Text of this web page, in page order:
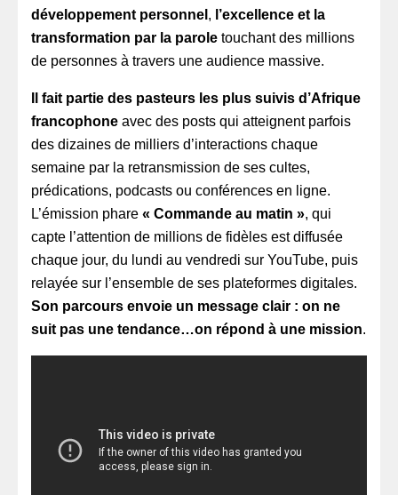
développement personnel , l’excellence et la
transformation par la parole touchant des millions
de personnes à travers une audience massive.
fait partie des pasteurs les plus suivis d’Afrique
francophone avec des posts qui atteignent parfois
des dizaines de milliers d’interactions chaque
semaine par la retransmission de ses cultes,
prédications, podcasts ou conférences en ligne.
L’émission phare « Commande au matin », qui
capte l’attention de millions de fidèles est diffusée
chaque jour, du lundi au vendredi sur YouTube, puis
relayée sur l’ensemble de ses plateformes digitales.
Son parcours envoie un message clair : on ne
suit pas une tendance…on répond à une mission.